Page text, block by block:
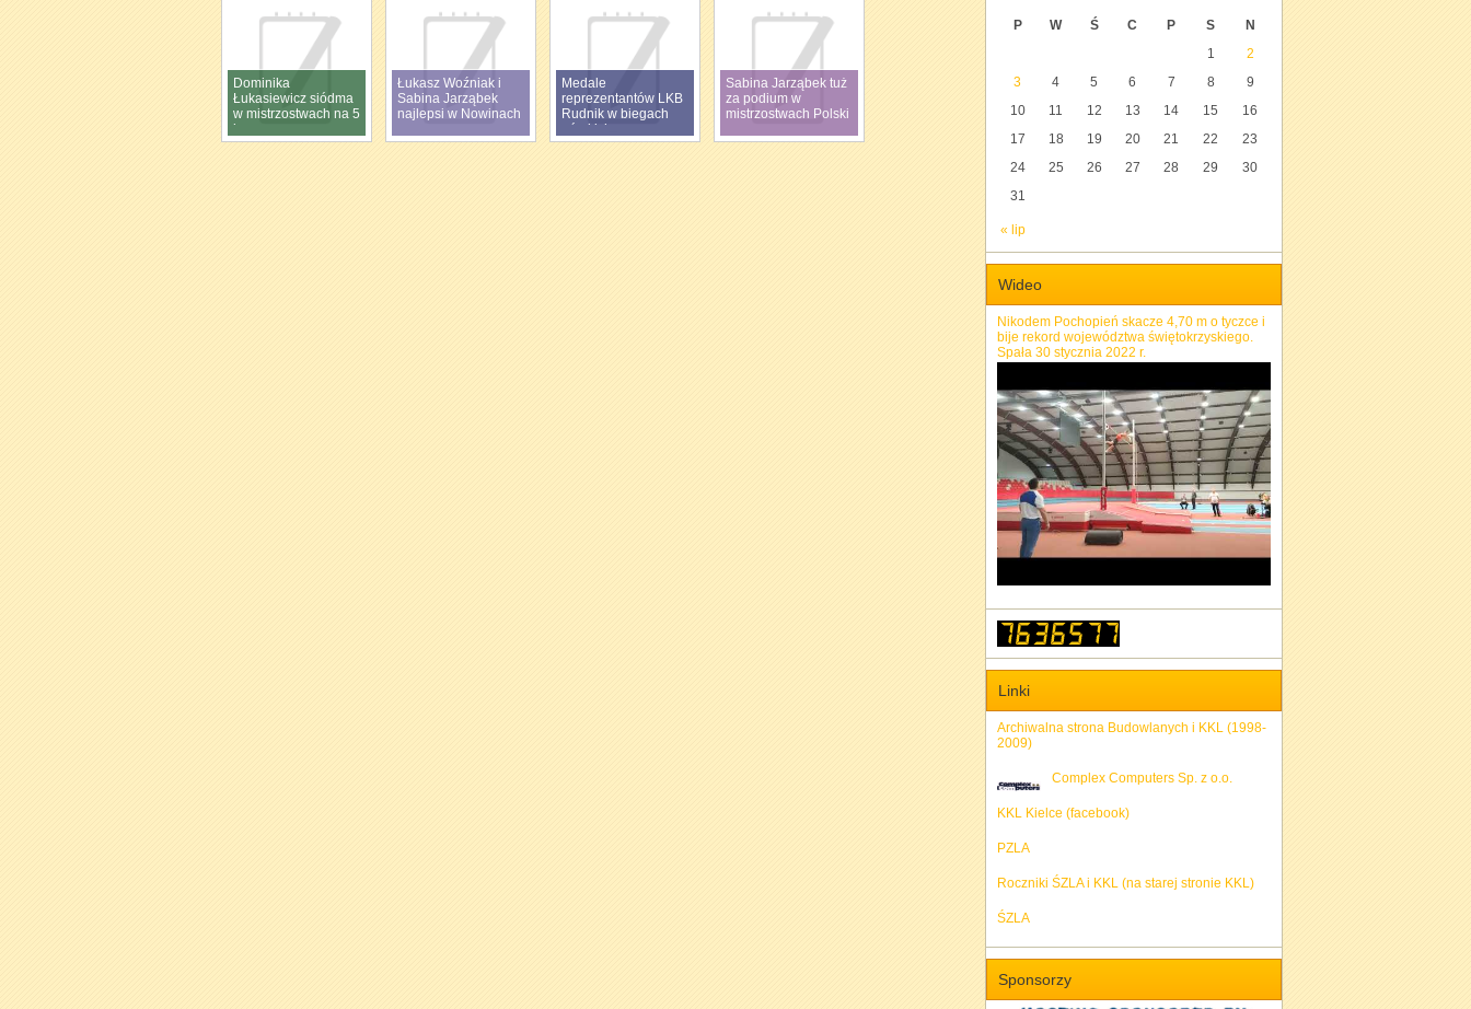
P W Ś C P S N
« lip
1
2
3
4 5 6 7 8
9
10
11 12 13 14 15
16
17
18 19 20 21 22
23
24
25 26 27 28 29
30
31
Wideo
Nikodem Pochopień skacze 4,70 m o tyczce i
bije rekord województwa świętokrzyskiego.
Spała 30 stycznia 2022 r.
Linki
Archiwalna strona Budowlanych i KKL (1998-
2009)
Complex Computers Sp. z o.o.
KKL Kielce (facebook)
PZLA
Roczniki ŚZLA i KKL (na starej stronie KKL)
ŚZLA
Sponsorzy
Dominika
Łukasiewicz siódma
w mistrzostwach na 5
km
Łukasz Woźniak i
Sabina Jarząbek
najlepsi w Nowinach
Medale
reprezentantów LKB
Rudnik w biegach
górskich
Sabina Jarząbek tuż
za podium w
mistrzostwach Polski